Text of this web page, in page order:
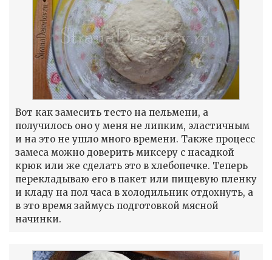
Вот как замесить тесто на пельмени, а
получилось оно у меня не липким, эластичным
и на это не ушло много времени. Также процесс
замеса можно доверить миксеру с насадкой
крюк или же сделать это в хлебопечке. Теперь
перекладываю его в пакет или пищевую пленку
и кладу на пол часа в холодильник отдохнуть, а
в это время займусь подготовкой мясной
начинки.